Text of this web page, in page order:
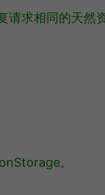
请求相同的天然
。